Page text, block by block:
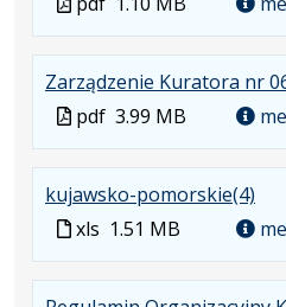
pdf
nowej
karcie.
Zarządzenie Kuratora nr
Plik
pdf 3.99 MB
kujawsko-pomorskie(4)
Plik
Plik
xls 1.51 MB